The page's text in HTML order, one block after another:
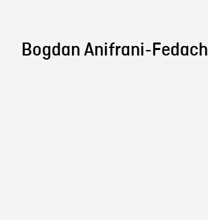
Bogdan Anifrani-Fedach